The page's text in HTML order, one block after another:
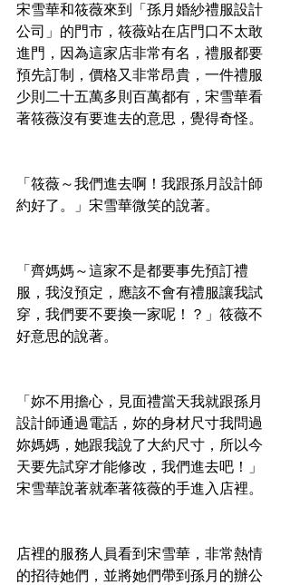
宋雪華和筱薇來到「孫月婚紗禮服設計
公司」的門市，筱薇站在店門口不太敢
進門，因為這家店非常有名，禮服都要
預先訂制，價格又非常昂貴，一件禮服
少則二十五萬多則百萬都有，宋雪華看
著筱薇沒有要進去的意思，覺得奇怪。
「筱薇～我們進去啊！我跟孫月設計師
約好了。」宋雪華微笑的說著。
「齊媽媽～這家不是都要事先預訂禮
服，我沒預定，應該不會有禮服讓我試
穿，我們要不要換一家呢！？」筱薇不
好意思的說著。
「妳不用擔心，見面禮當天我就跟孫月
設計師通過電話，妳的身材尺寸我問過
妳媽媽，她跟我說了大約尺寸，所以今
天要先試穿才能修改，我們進去吧！」
宋雪華說著就牽著筱薇的手進入店裡。
店裡的服務人員看到宋雪華，非常熱情
的招待她們，並將她們帶到孫月的辦公